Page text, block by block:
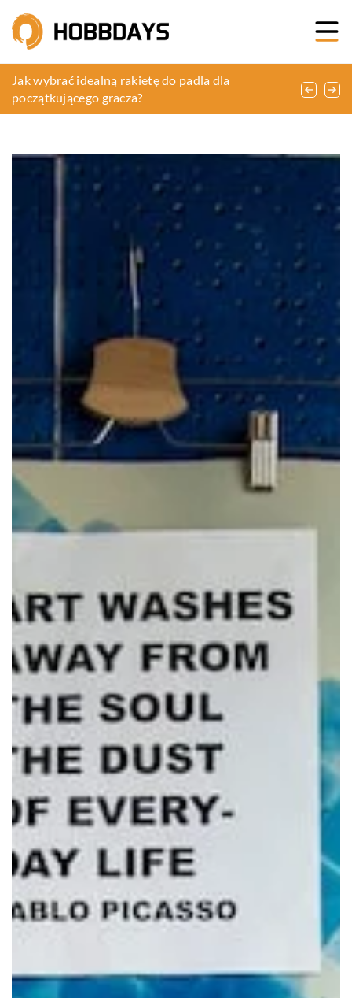
Zastosowanie i korzyści różnych rodzajów
peelingów chemicznych w medycynie estetycznej
Jak wybrać idealną rakietę do padla dla
początkującego gracza?
Jak wybrać odpowiednie pigmenty do makijażu
permanentnego?